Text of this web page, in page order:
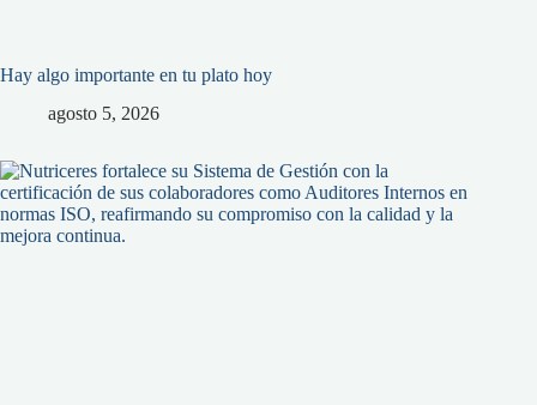
Hay algo importante en tu plato hoy
agosto 5, 2026